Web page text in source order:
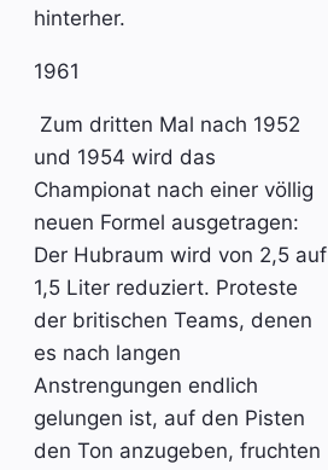
hinterher.
1961
Zum dritten Mal nach 1952
und 1954 wird das
Championat nach einer völlig
neuen Formel ausgetragen:
Der Hubraum wird von 2,5 auf
1,5 Liter reduziert. Proteste
der britischen Teams, denen
es nach langen
Anstrengungen endlich
gelungen ist, auf den Pisten
den Ton anzugeben, fruchten